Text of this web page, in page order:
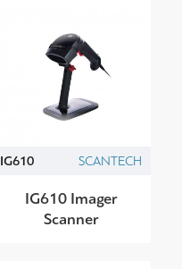
IG610 SCANTECH
IG610 Imager
Scanner